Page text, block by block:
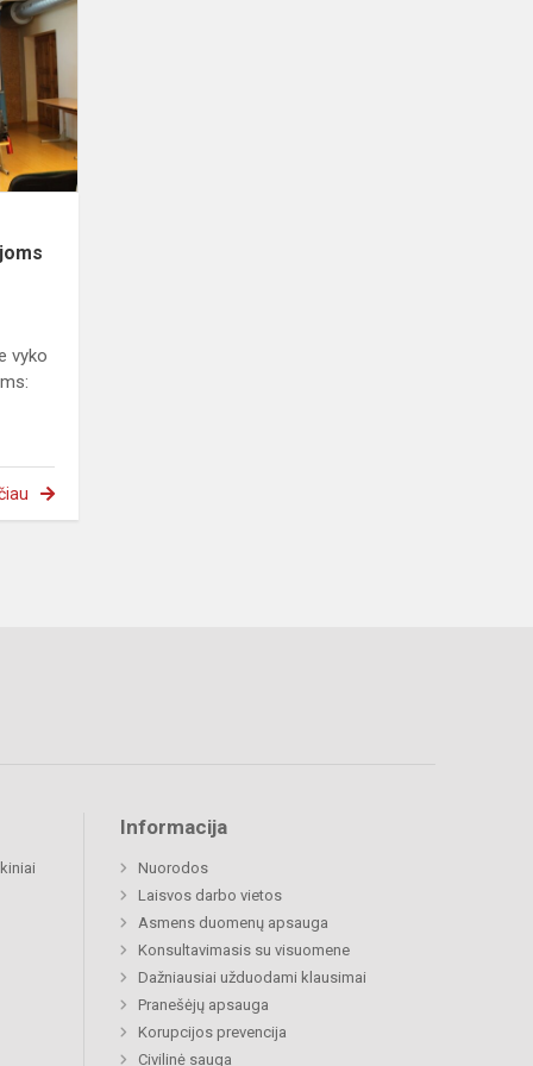
ekstremaliosioms
vyko
Informacija
Nuorodos
Laisvos darbo vietos
Asmens duomenų apsauga
Konsultavimasis su visuomene
Dažniausiai užduodami klausimai
Pranešėjų apsauga
Korupcijos prevencija
Civilinė sauga